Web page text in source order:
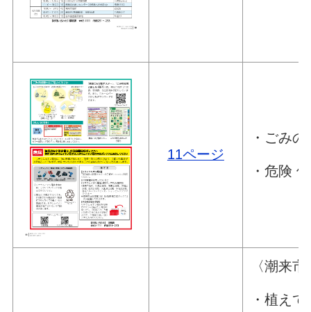
11ページ
・ごみ
・危険
〈潮来
・植え